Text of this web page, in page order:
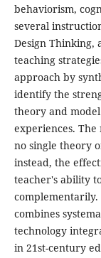
behaviorism,
several
Design Thinking,
teaching
approach by
identify the
theory and
experiences.
no single theory
instead, the
teacher's ability
combines
technology
in 21st-century